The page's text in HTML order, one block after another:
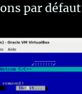
par